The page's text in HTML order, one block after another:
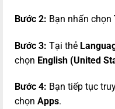
Bước 2: Bạn nhấn chọn
Bước 3: Tại thẻ
chọn English (United
Bước 4: Bạn tiếp tục
chọn Apps.